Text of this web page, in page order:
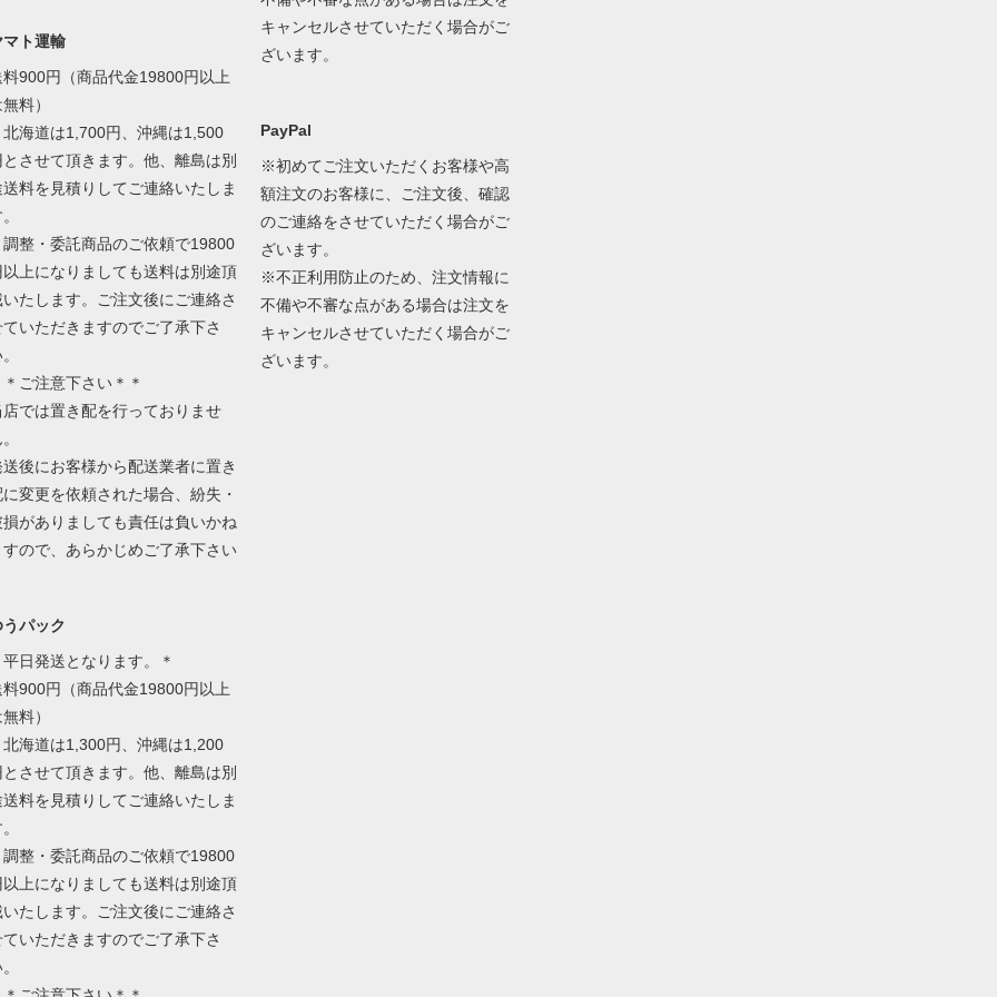
マト運輸
料900円（商品代金19800円以上
料）
北海道は1,700円、沖縄は1,500
とさせて頂きます。他、離島は別
送料を見積りしてご連絡いたしま
調整・委託商品のご依頼で19800
以上になりましても送料は別途頂
いたします。ご注文後にご連絡さ
ていただきますのでご了承下さ
ご注意下さい＊＊
店では置き配を行っておりませ
送後にお客様から配送業者に置き
変更を依頼された場合、紛失・
損がありましても責任は負いかね
すので、あらかじめご了承下さい
パック
日発送となります。＊
料900円（商品代金19800円以上
料）
北海道は1,300円、沖縄は1,200
とさせて頂きます。他、離島は別
送料を見積りしてご連絡いたしま
調整・委託商品のご依頼で19800
以上になりましても送料は別途頂
いたします。ご注文後にご連絡さ
ていただきますのでご了承下さ
キャンセルさせていただく場合がご
ざいます。
PayPal
※初めてご注文いただくお客様や高
額注文のお客様に、ご注文後、確認
のご連絡をさせていただく場合がご
ざいます。
※不正利用防止のため、注文情報に
不備や不審な点がある場合は注文を
キャンセルさせていただく場合がご
ざいます。